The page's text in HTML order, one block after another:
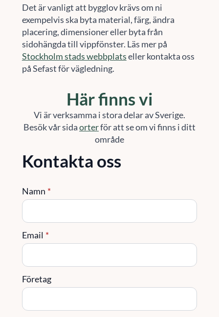
Det är vanligt att bygglov krävs om ni
exempelvis ska byta material, färg, ändra
placering, dimensioner eller byta från
sidohängda till vippfönster. Läs mer på
Stockholm stads webbplatseller kontakta oss
på Sefast för vägledning.
Här finns vi
Vi är verksamma i stora delar av Sverige.
Besök vår sidaorterför att se om vi finns i ditt
område
Kontakta oss
Namn *
Email *
Företag